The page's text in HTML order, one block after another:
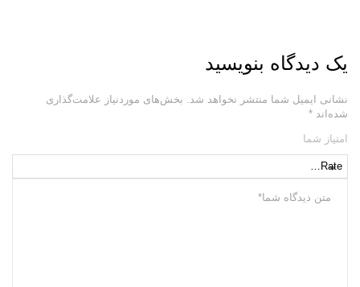
یک دیدگاه بنویسید
نشانی ایمیل شما منتشر نخواهد شد. بخش‌های موردنیاز علامت‌گذاری
شده‌اند *
امتیاز شما